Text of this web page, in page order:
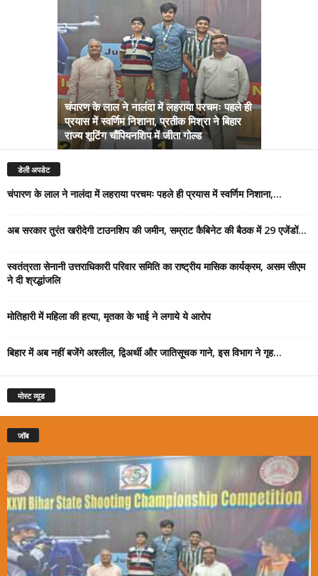
चंपारण के लाल ने नालंदा में लहराया परचमः पहले ही
प्रयास में स्वर्णिम निशाना, प्रतीक मिश्रा ने बिहार
राज्य शूटिंग चौंपियनशिप में जीता गोल्ड
डेली अपडेट
चंपारण के लाल ने नालंदा में लहराया परचमः पहले ही प्रयास में स्वर्णिम निशाना,...
अब सरकार तुरंत खरीदेगी टाउनशिप की जमीन, सम्राट कैबिनेट की बैठक में 29 एजेंडों...
स्वतंत्रता सेनानी उत्तराधिकारी परिवार समिति का राष्ट्रीय मासिक कार्यक्रम, असम सीएम
ने दी श्रद्धांजलि
मोतिहारी में महिला की हत्या, मृतका के भाई ने लगाये ये आरोप
बिहार में अब नहीं बजेंगे अश्लील, द्विअर्थी और जातिसूचक गाने, इस विभाग ने गृह...
मोस्ट व्यूड
जॉब